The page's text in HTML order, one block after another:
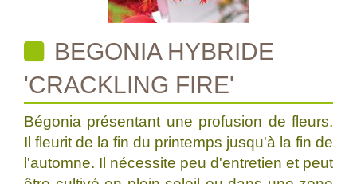
BEGONIA HYBRIDE
'CRACKLING FIRE'
Bégonia présentant une profusion de fleurs.
Il fleurit de la fin du printemps jusqu'à la fin de
l'automne. Il nécessite peu d'entretien et peut